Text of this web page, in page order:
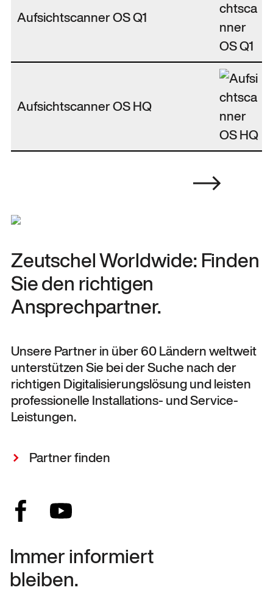
Aufsichtscanner OS Q1
Aufsichtscanner OS HQ
Zeutschel Worldwide: Finden
Sie den richtigen
Ansprechpartner.
Unsere Partner in über 60 Ländern weltweit
unterstützen Sie bei der Suche nach der
richtigen Digitalisierungslösung und leisten
professionelle Installations- und Service-
Leistungen.
Partner finden
Immer informiert
bleiben.